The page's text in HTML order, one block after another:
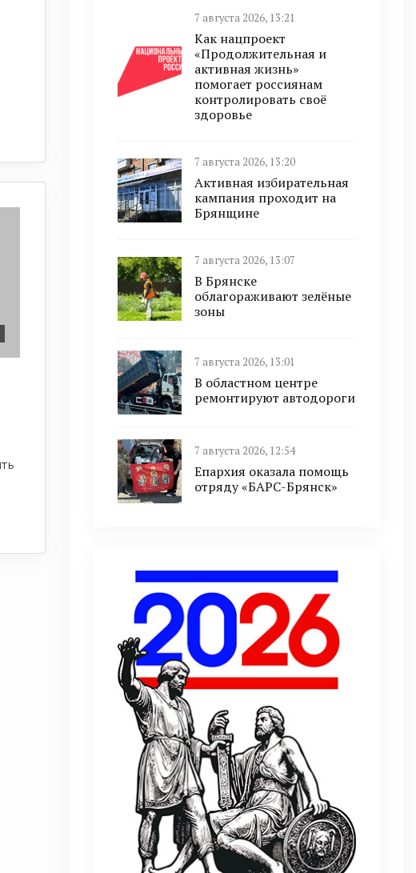
7 августа 2026, 13:21
Как нацпроект
«Продолжительная и
активная жизнь»
помогает россиянам
контролировать своё
здоровье
7 августа 2026, 13:20
Активная избирательная
кампания проходит на
Брянщине
7 августа 2026, 13:07
В Брянске
облагораживают зелёные
зоны
7 августа 2026, 13:01
В областном центре
ремонтируют автодороги
7 августа 2026, 12:54
Епархия оказала помощь
отряду «БАРС-Брянск»